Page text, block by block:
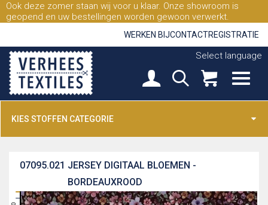
Ook deze zomer staan wij voor u klaar. Onze showroom is
geopend en uw bestellingen worden gewoon verwerkt.
WERKEN BIJCONTACTREGISTRATIE
Select language
KIES STOFFEN CATEGORIE
JERSEY DIGITAAL BLOEMEN -
BORDEAUXROOD
07095.021
31